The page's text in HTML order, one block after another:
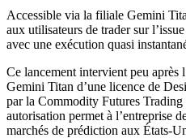
Accessible via la filiale Gemini
aux utilisateurs de trader sur
avec une exécution quasi
Ce lancement intervient peu après
Gemini Titan d’une licence de
par la Commodity Futures
autorisation permet à l’entreprise
marchés de prédiction aux États-